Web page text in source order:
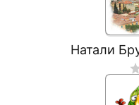
Натали